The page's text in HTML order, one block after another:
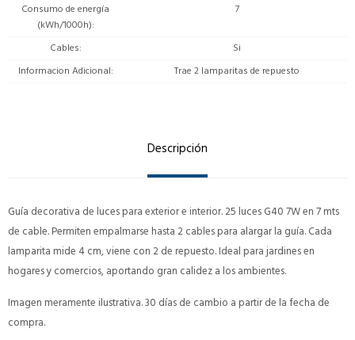
Consumo de energía
(kWh/1000h)
7
Cables
Si
Informacion Adicional
Trae 2 lamparitas de repuesto
Descripción
Guía decorativa de luces para exterior e interior. 25 luces G40 7W en 7 mts
de cable. Permiten empalmarse hasta 2 cables para alargar la guía. Cada
lamparita mide 4 cm, viene con 2 de repuesto. Ideal para jardines en
hogares y comercios, aportando gran calidez a los ambientes.
Imagen meramente ilustrativa. 30 días de cambio a partir de la fecha de
compra.